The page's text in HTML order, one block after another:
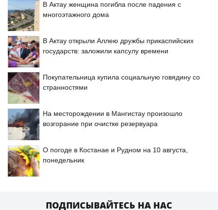
В Актау женщина погибла после падения с
многоэтажного дома
В Актау открыли Аллею дружбы прикаспийских
государств: заложили капсулу времени
Покупательница купила социальную говядину со
странностями
На месторождении в Мангистау произошло
возгорание при очистке резервуара
О погоде в Костанае и Рудном на 10 августа,
понедельник
ПОДПИСЫВАЙТЕСЬ НА НАС